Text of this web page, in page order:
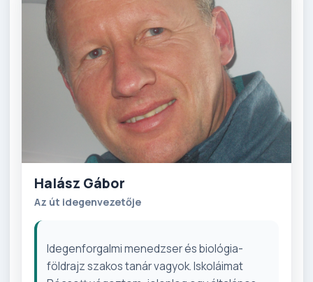
Halász Gábor
Az út idegenvezetője
Idegenforgalmi menedzser és biológia-
földrajz szakos tanár vagyok. Iskoláimat